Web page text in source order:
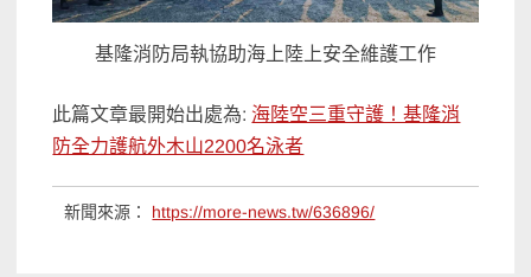
基隆消防局執協助海上陸上安全維護工作
此篇文章最開始出處為: 海陸空三重守護！基隆消
防全力護航外木山2200名泳者
新聞來源： https://more-news.tw/636896/